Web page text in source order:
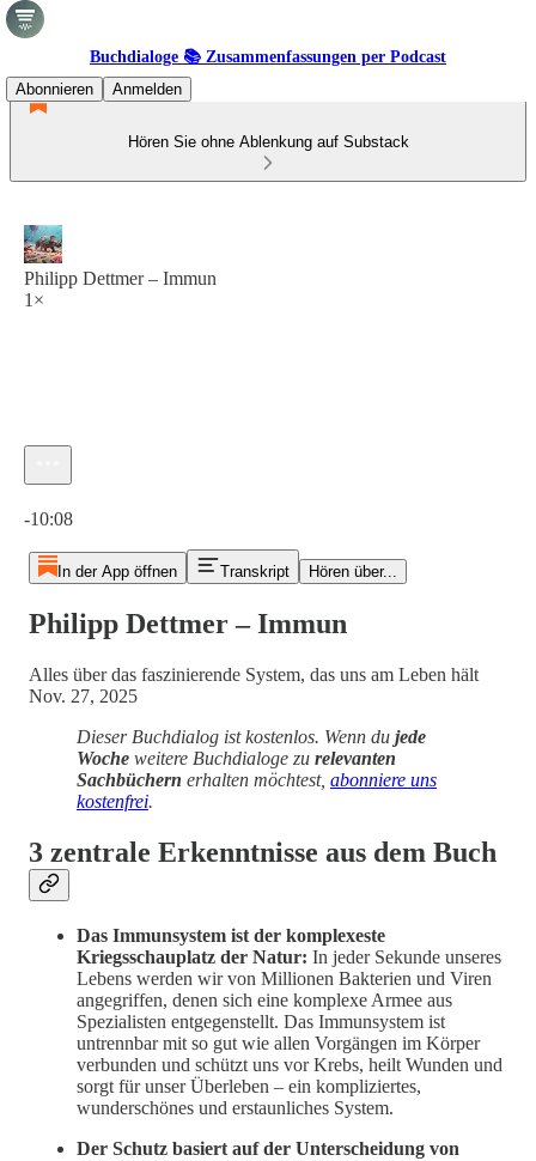
Buchdialoge 📚 Zusammenfassungen per Podcast
Abonnieren
Anmelden
Hören Sie ohne Ablenkung auf Substack
Philipp Dettmer – Immun
1×
-10:08
In der App öffnen Transkript Hören über...
Philipp Dettmer – Immun
Alles über das faszinierende System, das uns am Leben hält
Nov. 27, 2025
Dieser Buchdialog ist kostenlos. Wenn du jede
Woche weitere Buchdialoge zu relevanten
Sachbüchern erhalten möchtest, abonniere uns
kostenfrei.
3 zentrale Erkenntnisse aus dem Buch
Das Immunsystem ist der komplexeste
Kriegsschauplatz der Natur: In jeder Sekunde unseres
Lebens werden wir von Millionen Bakterien und Viren
angegriffen, denen sich eine komplexe Armee aus
Spezialisten entgegenstellt. Das Immunsystem ist
untrennbar mit so gut wie allen Vorgängen im Körper
verbunden und schützt uns vor Krebs, heilt Wunden und
sorgt für unser Überleben – ein kompliziertes,
wunderschönes und erstaunliches System.
Der Schutz basiert auf der Unterscheidung von